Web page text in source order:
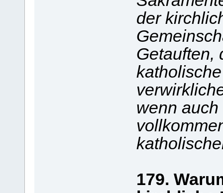
der
Getauften,
wenn auch
179.